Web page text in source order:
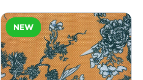
NEW